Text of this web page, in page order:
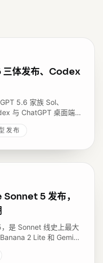
三体发布、Codex
5.6 家族 Sol、
与 ChatGPT 桌面端合
2.0、Anthropic 的
关于 Copilot 代码审查
发布
5 发布，
是 Sonnet 线史上最大
2 Lite 和 Gemini
究；Vercel 一口气更新
功能。